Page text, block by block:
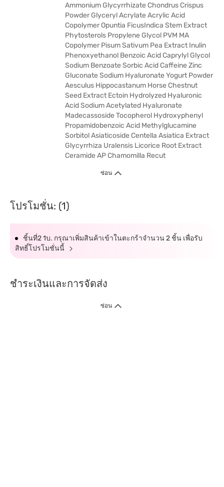
Ammonium Glycyrrhizate Chondrus Crispus
Powder Glyceryl Acrylate Acrylic Acid
Copolymer Opuntia FicusIndica Stem Extract
Phytosterols Propylene Glycol PVM MA
Copolymer Pisum Sativum Pea Extract Inulin
Phenoxyethanol Benzoic Acid Caprylyl Glycol
Sodium Benzoate Sorbic Acid Caffeine Zinc
Gluconate Sodium Hyaluronate Yogurt Powder
Aesculus Hippocastanum Horse Chestnut
Seed Extract Ectoin Hydrolyzed Hyaluronic
Acid Sodium Acetylated Hyaluronate
Madecassoside Tocopherol Hydroxyphenyl
Propamidobenzoic Acid Methylglucamine
Sorbitol Asiaticoside Centella Asiatica Extract
Glycyrrhiza Uralensis Licorice Root Extract
Ceramide AP Chamomilla Recut
ซ่อน
โปรโมชั่น: (1)
ชิ้นที่2 1บ. กรุณาเพิ่มสินค้าเข้าในตะกร้าจำนวน 2 ชิ้น เพื่อรับ
สิทธิ์โปรโมชั่นนี้
ชำระเงินและการจัดส่ง
ซ่อน